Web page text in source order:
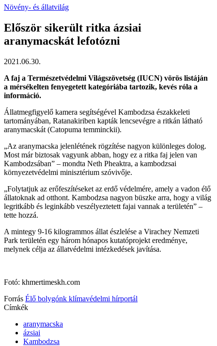
Növény- és állatvilág
Először sikerült ritka ázsiai
aranymacskát lefotózni
2021.06.30.
A faj a Természetvédelmi Világszövetség (IUCN) vörös listáján
a mérsékelten fenyegetett kategóriába tartozik, kevés róla a
információ.
Állatmegfigyelő kamera segítségével Kambodzsa északkeleti
tartományában, Ratanakiriben kapták lencsevégre a ritkán látható
aranymacskát (Catopuma temminckii).
„Az aranymacska jelenlétének rögzítése nagyon különleges dolog.
Most már biztosak vagyunk abban, hogy ez a ritka faj jelen van
Kambodzsában” – mondta Neth Pheaktra, a kambodzsai
környezetvédelmi minisztérium szóvivője.
„Folytatjuk az erőfeszítéseket az erdő védelmére, amely a vadon élő
állatoknak ad otthont. Kambodzsa nagyon büszke arra, hogy a világ
legritkább és leginkább veszélyeztetett fajai vannak a területén” –
tette hozzá.
A mintegy 9-16 kilogrammos állat észlelése a Virachey Nemzeti
Park területén egy három hónapos kutatóprojekt eredménye,
melynek célja az állatvédelmi intézkedések javítása.
Fotó: khmertimeskh.com
Forrás Élő bolygónk klímavédelmi hírportál
Címkék
aranymacska
ázsiai
Kambodzsa